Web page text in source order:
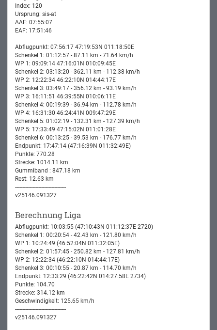
Index: 120
Ursprung: sis-at
AAF: 07:55:07
EAF: 17:51:46
-----------------------------------
Abflugpunkt: 07:56:17 47:19:53N 011:18:50E
Schenkel 1: 01:12:57 - 87.11 km - 71.64 km/h
WP 1: 09:09:14 47:16:01N 010:09:45E
Schenkel 2: 03:13:20 - 362.11 km - 112.38 km/h
WP 2: 12:22:34 46:22:10N 014:44:17E
Schenkel 3: 03:49:17 - 356.12 km - 93.19 km/h
WP 3: 16:11:51 46:39:55N 010:06:11E
Schenkel 4: 00:19:39 - 36.94 km - 112.78 km/h
WP 4: 16:31:30 46:24:41N 009:47:29E
Schenkel 5: 01:02:19 - 132.31 km - 127.39 km/h
WP 5: 17:33:49 47:15:02N 011:01:28E
Schenkel 6: 00:13:25 - 39.53 km - 176.77 km/h
Endpunkt: 17:47:14 (47:16:39N 011:32:49E)
Punkte: 770.28
Strecke: 1014.11 km
Gummiband : 847.18 km
Rest: 12.63 km
-----------------------------------
v25146.091327
Berechnung Liga
Abflugpunkt: 10:03:55 (47:10:43N 011:12:37E 2720)
Schenkel 1: 00:20:54 - 42.43 km - 121.80 km/h
WP 1: 10:24:49 (46:52:04N 011:32:05E)
Schenkel 2: 01:57:45 - 250.82 km - 127.81 km/h
WP 2: 12:22:34 (46:22:10N 014:44:17E)
Schenkel 3: 00:10:55 - 20.87 km - 114.70 km/h
Endpunkt: 12:33:29 (46:22:42N 014:27:58E 2734)
Punkte: 104.70
Strecke: 314.12 km
Geschwindigkeit: 125.65 km/h
-----------------------------------
v25146.091327